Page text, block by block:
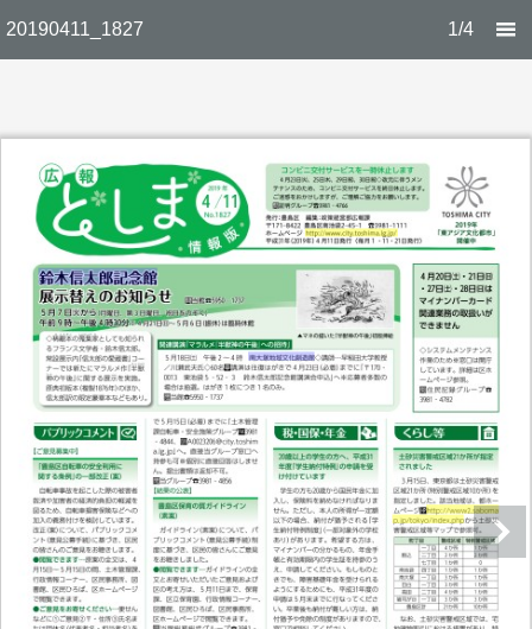
20190411_1827 1/4